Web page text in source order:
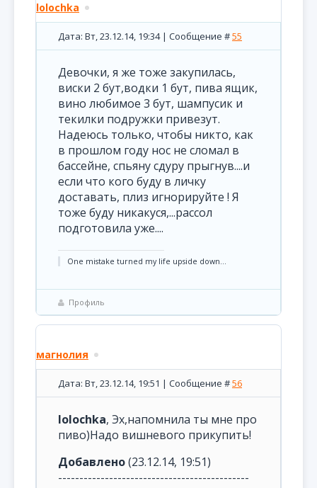
lolochka
Дата: Вт, 23.12.14, 19:34 | Сообщение #55
Девочки, я же тоже закупилась,
виски 2 бут,водки 1 бут, пива ящик,
вино любимое 3 бут, шампусик и
текилки подружки привезут.
Надеюсь только, чтобы никто, как
в прошлом году нос не сломал в
бассейне, спьяну сдуру прыгнув....и
если что кого буду в личку
доставать, плиз игнорируйте ! Я
тоже буду никакуся,...рассол
подготовила уже....
One mistake turned my life upside down...
Профиль
магнолия
Дата: Вт, 23.12.14, 19:51 | Сообщение #56
lolochka, Эх,напомнила ты мне про
пиво)Надо вишневого прикупить!
Добавлено(23.12.14, 19:51)
---------------------------------------------